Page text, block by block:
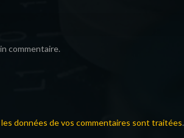
commentaire.
données de vos commentaires sont traitées.